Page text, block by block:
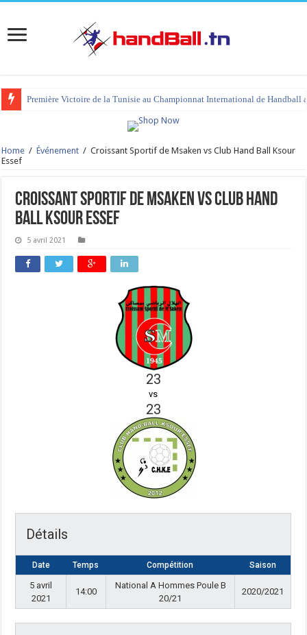
Première Victoire de la Tunisie au Championnat International de Handball
Home / Événement / Croissant Sportif de Msaken vs Club Hand Ball Ksour
Essef
Croissant Sportif de Msaken vs Club Hand
Ball Ksour Essef
5 avril 2021
23
vs
23
Détails
Date Temps Compétition Saison
5 avril
2021
14:00
National A Hommes Poule B
20/21
2020/2021